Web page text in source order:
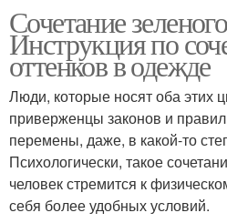
Сочетание
Инструкция по
оттенков в одежде
Люди, которые носят оба этих
приверженцы законов и
перемены, даже, в какой-то
Психологически, такое
человек стремится к
себя более удобных условий.